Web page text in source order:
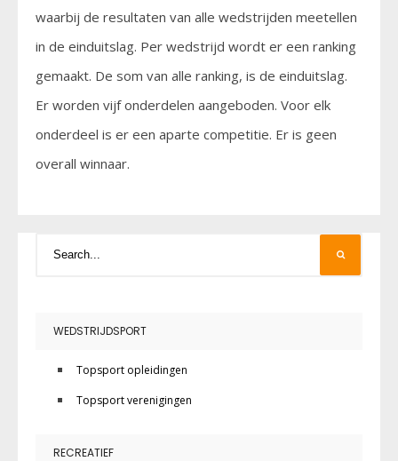
waarbij de resultaten van alle wedstrijden meetellen
in de einduitslag. Per wedstrijd wordt er een ranking
gemaakt. De som van alle ranking, is de einduitslag.
Er worden vijf onderdelen aangeboden. Voor elk
onderdeel is er een aparte competitie. Er is geen
overall winnaar.
WEDSTRIJDSPORT
Topsport opleidingen
Topsport verenigingen
RECREATIEF